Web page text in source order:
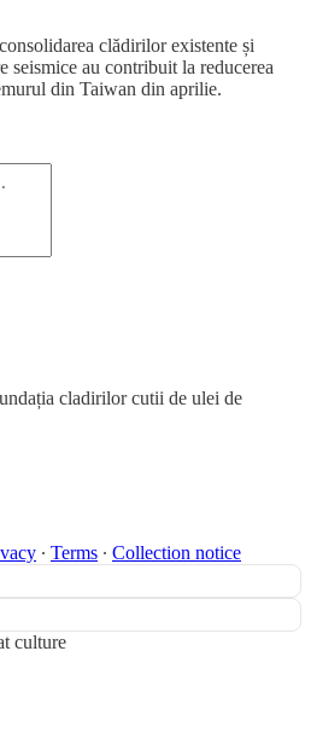
clădirilor existente și
seismice au contribuit la reducerea
din Taiwan din aprilie.
cladirilor cutii de ulei de
∙ Terms ∙ Collection notice
culture